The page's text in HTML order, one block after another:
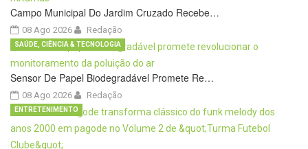
Campo Municipal Do Jardim Cruzado Recebe…
08 Ago 2026 Redação
Sensor De Papel Biodegradável Promete Re…
08 Ago 2026
SAÚDE, CIÊNCIA & TECNOLOGIA
Redação
ENTRETENIMENTO